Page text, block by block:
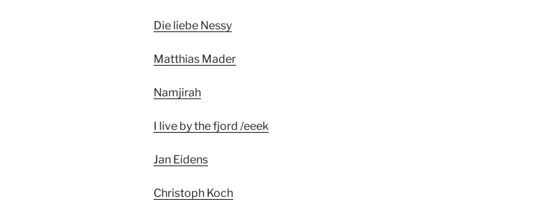
Die liebe Nessy
Matthias Mader
Namjirah
I live by the fjord /eeek
Jan Eidens
Christoph Koch